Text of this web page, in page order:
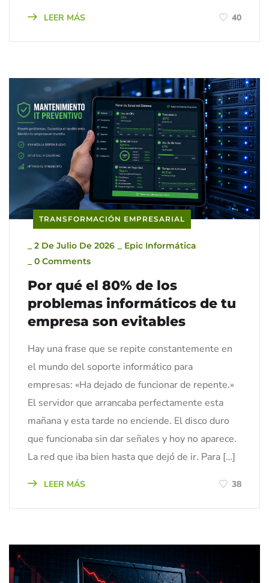
LEER MÁS 40
TRANSFORMACIÓN EMPRESARIAL
2 De Julio De 2026
Epic Informática
0 Comments
Por qué el 80% de los
problemas informáticos de tu
empresa son evitables
Hay una frase que se repite constantemente en
el mundo del soporte informático para
empresas: «Ha dejado de funcionar de repente.»
El servidor que arrancaba perfectamente esta
mañana y esta tarde no enciende. El disco duro
que funcionaba sin dar señales y hoy no aparece.
La red que iba bien hasta que dejó de ir. Para […]
LEER MÁS 38